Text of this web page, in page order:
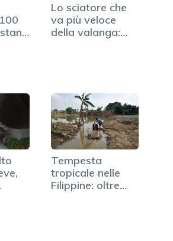
Lo sciatore che
va più veloce
della valanga:
Tempesta
tropicale nelle
Filippine: oltre